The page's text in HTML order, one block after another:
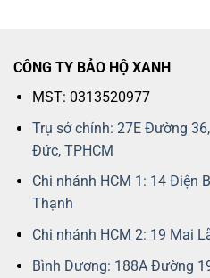
CÔNG TY BẢO HỘ XANH
MST: 0313520977
Trụ sở chính: 27E Đường
Đức, TPHCM
Chi nhánh HCM 1: 14 Điện
Thạnh
Chi nhánh HCM 2: 19 Mai
Bình Dương: 188A Đường